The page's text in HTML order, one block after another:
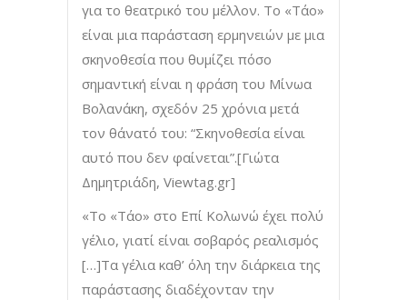
για το θεατρικό του μέλλον. Το «Τάο»
είναι μια παράσταση ερμηνειών με μια
σκηνοθεσία που θυμίζει πόσο
σημαντική είναι η φράση του Μίνωα
Βολανάκη, σχεδόν 25 χρόνια μετά
τον θάνατό του: “Σκηνοθεσία είναι
αυτό που δεν φαίνεται”.[Γιώτα
Δημητριάδη, Viewtag.gr]
«Το «Τάο» στο Επί Κολωνώ έχει πολύ
γέλιο, γιατί είναι σοβαρός ρεαλισμός
[…]Τα γέλια καθ’ όλη την διάρκεια της
παράστασης διαδέχονταν την